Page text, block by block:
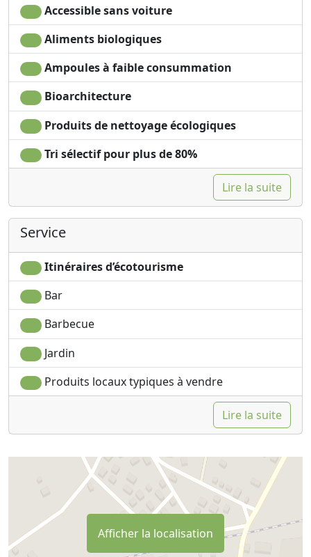
Accessible sans voiture
Aliments biologiques
Ampoules à faible consummation
Bioarchitecture
Produits de nettoyage écologiques
Tri sélectif pour plus de 80%
Lire la suite
Service
Itinéraires d’écotourisme
Bar
Barbecue
Jardin
Produits locaux typiques à vendre
Lire la suite
Afficher la localisation